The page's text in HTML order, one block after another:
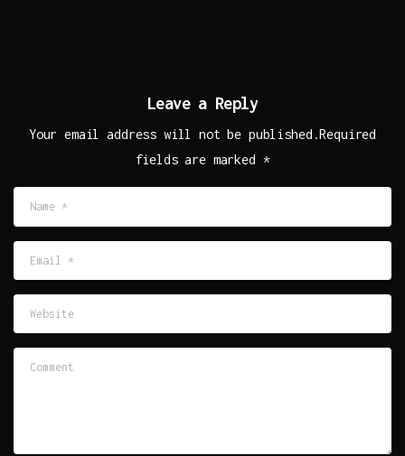
Leave a Reply
Your email address will not be published.Required
fields are marked *
*
Website